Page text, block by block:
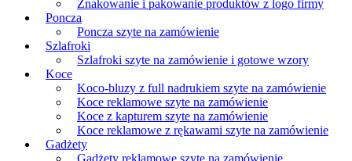
Znakowanie i pakowanie produktów z logo firmy
Poncza
Poncza szyte na zamówienie
Szlafroki
Szlafroki szyte na zamówienie i gotowe wzory
Koce
Koco-bluzy z full nadrukiem szyte na zamówienie
Koce reklamowe szyte na zamówienie
Koce z kapturem szyte na zamówienie
Koce reklamowe z rękawami szyte na zamówienie
Gadżety
Gadżety reklamowe szyte na zamówienie